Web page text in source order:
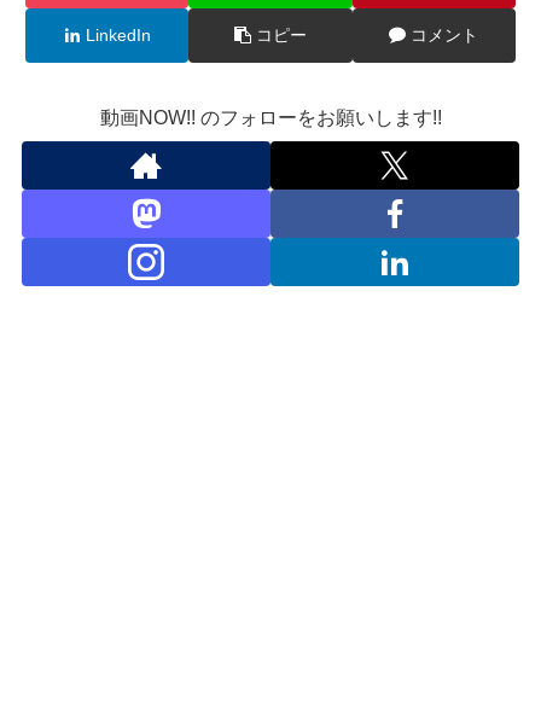
LinkedIn コピー コメント
動画NOW!! のフォローをお願いします!!